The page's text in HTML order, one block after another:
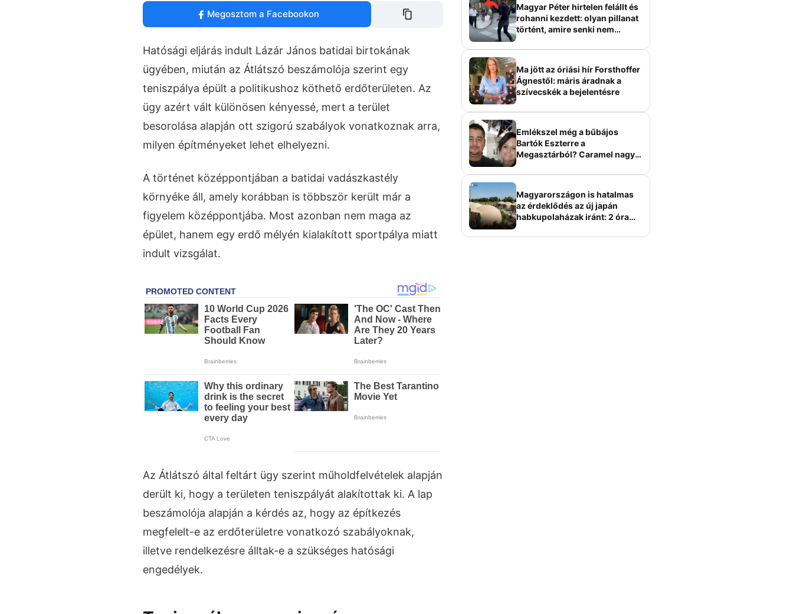
Megosztom a Facebookon
Hatósági eljárás indult Lázár János batidai birtokának
ügyében, miután az Átlátszó beszámolója szerint egy
teniszpálya épült a politikushoz köthető erdőterületen. Az
ügy azért vált különösen kényessé, mert a terület
besorolása alapján ott szigorú szabályok vonatkoznak arra,
milyen építményeket lehet elhelyezni.
A történet középpontjában a batidai vadászkastély
környéke áll, amely korábban is többször került már a
figyelem középpontjába. Most azonban nem maga az
épület, hanem egy erdő mélyén kialakított sportpálya miatt
indult vizsgálat.
Az Átlátszó által feltárt ügy szerint műholdfelvételek alapján
derült ki, hogy a területen teniszpályát alakítottak ki. A lap
beszámolója alapján a kérdés az, hogy az építkezés
megfelelt-e az erdőterületre vonatkozó szabályoknak,
illetve rendelkezésre álltak-e a szükséges hatósági
engedélyek.
Magyar Péter hirtelen felállt és
rohanni kezdett: olyan pillanat
történt, amire senki nem
Ma jött az óriási hír Forsthoffer
Ágnestől: máris áradnak a
szívecskék a bejelentésre
Emlékszel még a bűbájos
Bartók Eszterre a
Megasztárból? Caramel nagy
Magyarországon is hatalmas
az érdeklődés az új japán
habkupolaházak iránt: 2 óra
elképesztő áron hirdetik őket